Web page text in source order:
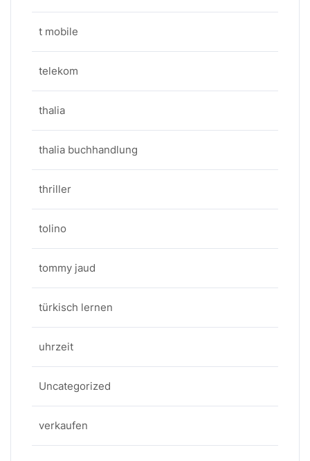
t mobile
telekom
thalia
thalia buchhandlung
thriller
tolino
tommy jaud
türkisch lernen
uhrzeit
Uncategorized
verkaufen